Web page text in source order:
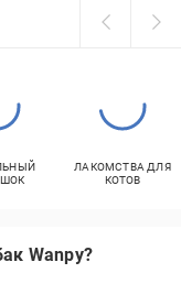
ЛАКОМСТВА ДЛЯ
КОТОВ
Wanpy?